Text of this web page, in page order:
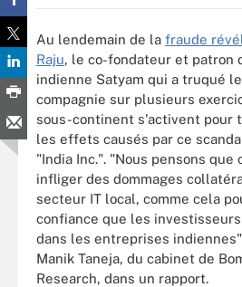
Au lendemain de la fraude
Raju, le co-fondateur et patron
indienne Satyam qui a truqué
compagnie sur plusieurs
sous-continent s'activent pour
les effets causés par ce
"India Inc.". "Nous pensons
infliger des dommages
secteur IT local, comme cela
confiance que les
dans les entreprises
Manik Taneja, du cabinet de
Research, dans un rapport.